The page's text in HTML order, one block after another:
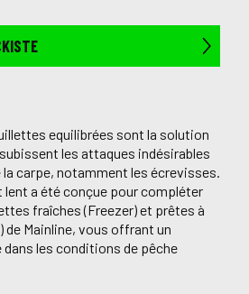
equilibrées sont la solution
les attaques indésirables
carpe, notamment les écrevisses.
a été conçue pour compléter
fraîches (Freezer) et prêtes à
de Mainline, vous offrant un
les conditions de pêche